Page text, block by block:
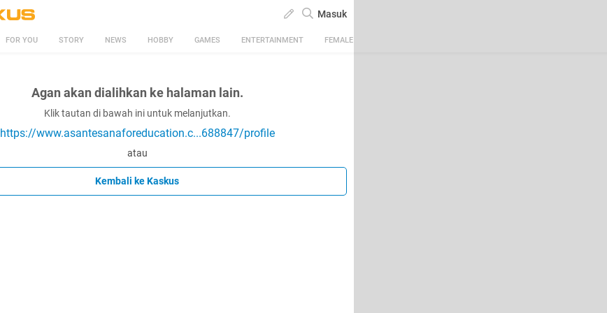
Masuk
FOR YOU STORY NEWS HOBBY GAMES ENTERTAINMENT FEMALE
Agan akan dialihkan ke halaman lain.
Klik tautan di bawah ini untuk melanjutkan.
https://www.asantesanaforeducation.c...688847/profile
atau
Kembali ke Kaskus